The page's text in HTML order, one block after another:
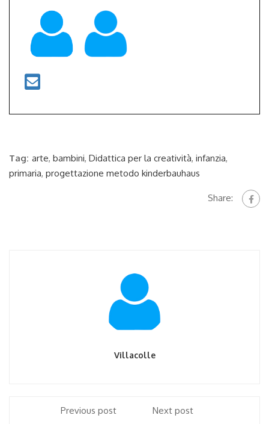
Tag: arte, bambini, Didattica per la creatività, infanzia,
primaria, progettazione metodo kinderbauhaus
Share:
Villacolle
Previous post
Next post